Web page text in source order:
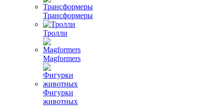
Трансформеры
Тролли
Magformers
Фигурки
животных